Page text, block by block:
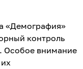
«Демография»
контроль
Особое внимание